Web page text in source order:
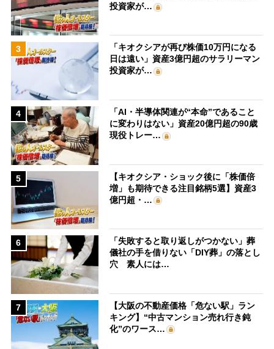
投資家が…
3
「キオクシアが再び株価10万円になる
日は遠い」資産3億円超のサラリーマン
投資家が…
4
「AI・半導体関連が“本命”であること
に変わりはない」資産20億円超の90歳
現役トレー…
5
【キオクシア・ショック後に「株価倍
増」も期待できる注目銘柄5選】資産3
億円超・…
6
「失敗すると取り返しがつかない」葬
儀社の手を借りない「DIY葬」の落とし
穴 素人には…
7
【大阪の不動産価格「危ない駅」ラン
キング】“中古マンション売れ行き鈍
化”のワース…